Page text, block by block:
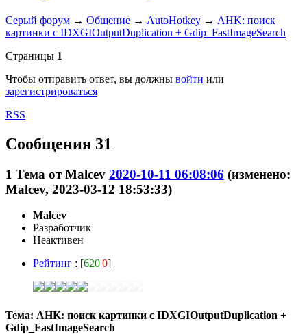
Серый форум → Общение → AutoHotkey → AHK: поиск
картинки с IDXGIOutputDuplication + Gdip_FastImageSearch
Страницы 1
Чтобы отправить ответ, вы должны войти или
зарегистрироваться
RSS
Сообщения 31
1 Тема отMalcev 2020-10-11 06:08:06 (изменено:
Malcev, 2023-03-12 18:53:33)
Malcev
Разработчик
Неактивен
Рейтинг : [620|0]
Тема: AHK: поиск картинки с IDXGIOutputDuplication +
Gdip_FastImageSearch